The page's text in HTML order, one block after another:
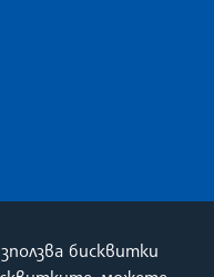
бисквитки